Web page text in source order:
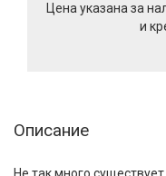
Цена указана за
и
Описание